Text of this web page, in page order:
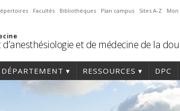
Facultés Bibliothèques Plan campus Sites A-Z
et de médecine de la
DÉPARTEMENT RESSOURCES DPC